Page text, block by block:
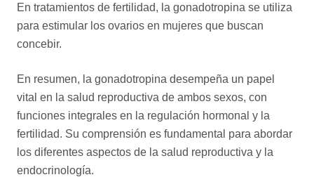
En tratamientos de fertilidad, la gonadotropina se utiliza
para estimular los ovarios en mujeres que buscan
concebir.
En resumen, la gonadotropina desempeña un papel
vital en la salud reproductiva de ambos sexos, con
funciones integrales en la regulación hormonal y la
fertilidad. Su comprensión es fundamental para abordar
los diferentes aspectos de la salud reproductiva y la
endocrinología.